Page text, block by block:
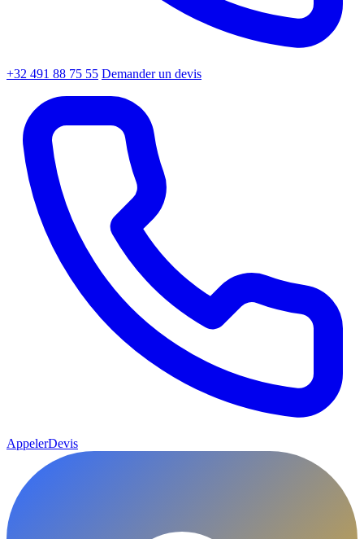
+32 491 88 75 55 Demander un devis
AppelerDevis